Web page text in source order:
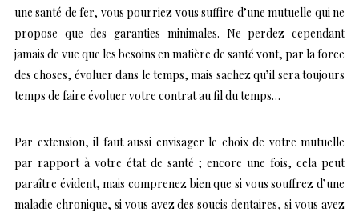
une santé de fer, vous pourriez vous suffire d’une mutuelle qui ne
propose que des garanties minimales. Ne perdez cependant
jamais de vue que les besoins en matière de santé vont, par la force
des choses, évoluer dans le temps, mais sachez qu’il sera toujours
temps de faire évoluer votre contrat au fil du temps…
Par extension, il faut aussi envisager le choix de votre mutuelle
par rapport à votre état de santé ; encore une fois, cela peut
paraître évident, mais comprenez bien que si vous souffrez d’une
maladie chronique, si vous avez des soucis dentaires, si vous avez